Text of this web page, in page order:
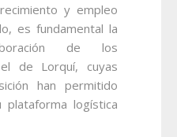
y empleo
es fundamental la
de los
de Lorquí, cuyas
han permitido
logística